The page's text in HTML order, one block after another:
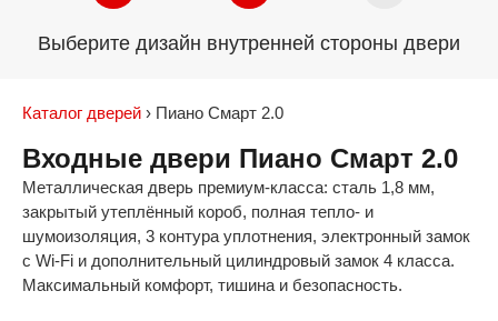
Выберите дизайн внутренней стороны двери
Каталог дверей › Пиано Смарт 2.0
Входные двери Пиано Смарт 2.0
Металлическая дверь премиум-класса: сталь 1,8 мм,
закрытый утеплённый короб, полная тепло- и
шумоизоляция, 3 контура уплотнения, электронный замок
с Wi-Fi и дополнительный цилиндровый замок 4 класса.
Максимальный комфорт, тишина и безопасность.